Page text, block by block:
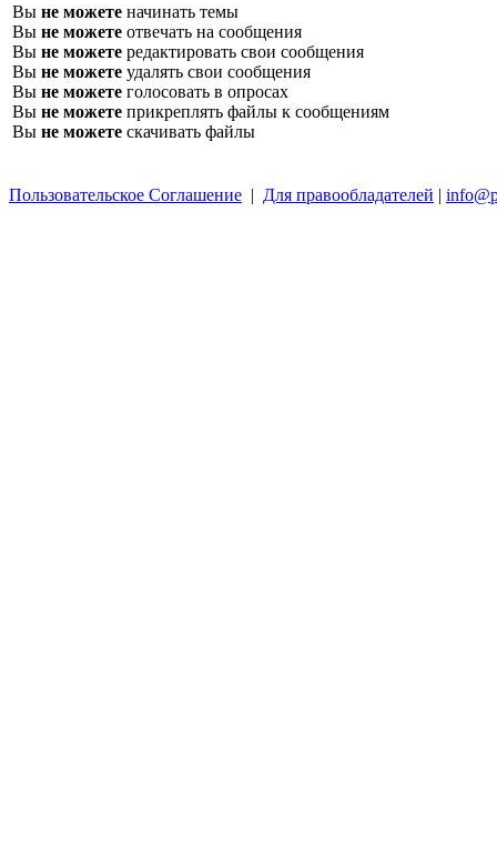
Вы не можете начинать темы
Вы не можете отвечать на сообщения
Вы не можете редактировать свои сообщения
Вы не можете удалять свои сообщения
Вы не можете голосовать в опросах
Вы не можете прикреплять файлы к сообщениям
Вы не можете скачивать файлы
Пользовательское Соглашение | Для правообладателей |